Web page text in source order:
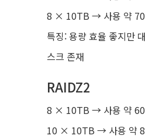
8 × 10TB → 사용 약
특징: 용량 효율 좋지만
스크 존재
RAIDZ2
8 × 10TB → 사용 약
10 × 10TB → 사용 약